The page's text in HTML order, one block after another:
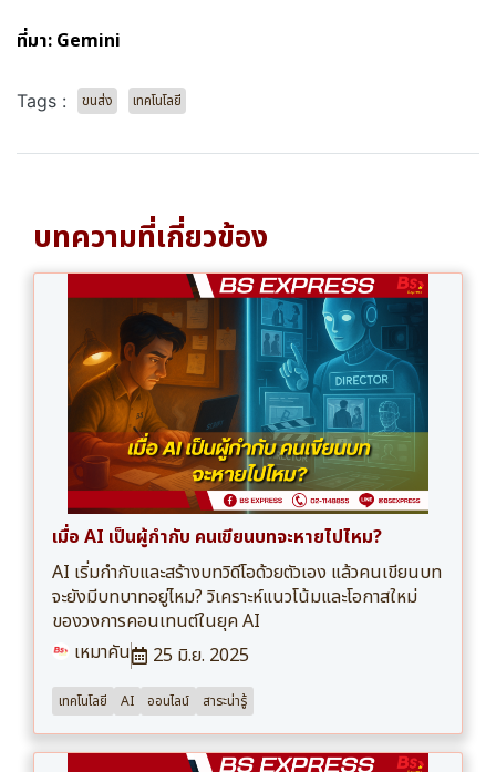
ที่มา: Gemini
Tags : ขนส่ง เทคโนโลยี
บทความที่เกี่ยวข้อง
เมื่อ AI เป็นผู้กำกับ คนเขียนบทจะหายไปไหม?
AI เริ่มกำกับและสร้างบทวิดีโอด้วยตัวเอง แล้วคนเขียนบท
จะยังมีบทบาทอยู่ไหม? วิเคราะห์แนวโน้มและโอกาสใหม่
ของวงการคอนเทนต์ในยุค AI
เหมาคัน
25 มิ.ย. 2025
เทคโนโลยี AI ออนไลน์ สาระน่ารู้